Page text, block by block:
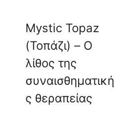
Mystic Topaz
(Τοπάζι) – Ο
λίθος της
συναισθηματική
ς θεραπείας